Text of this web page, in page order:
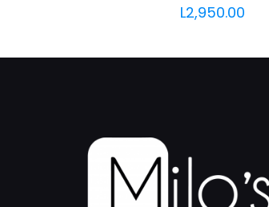
L2,950.00